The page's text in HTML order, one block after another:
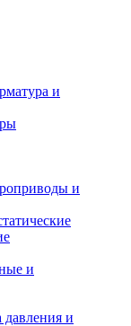
и
и
и
давления и